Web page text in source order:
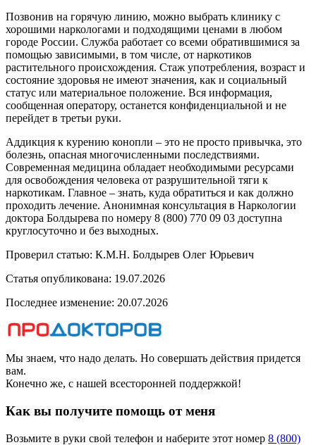
Позвонив на горячую линию, можно выбрать клинику с
хорошими наркологами и подходящими ценами в любом
городе России. Служба работает со всеми обратившимися за
помощью зависимыми, в том числе, от наркотиков
растительного происхождения. Стаж употребления, возраст и
состояние здоровья не имеют значения, как и социальный
статус или материальное положение. Вся информация,
сообщенная оператору, останется конфиденциальной и не
перейдет в третьи руки.
Аддикция к курению конопли – это не просто привычка, это
болезнь, опасная многочисленными последствиями.
Современная медицина обладает необходимыми ресурсами
для освобождения человека от разрушительной тяги к
наркотикам. Главное – знать, куда обратиться и как должно
проходить лечение. Анонимная консультация в Наркологии
доктора Болдырева по номеру 8 (800) 770 09 03 доступна
круглосуточно и без выходных.
Проверил статью: К.М.Н. Болдырев Олег Юрьевич
Статья опубликована: 19.07.2026
Последнее изменение: 20.07.2026
Мы знаем, что надо делать. Но совершать действия придется
вам.
Конечно же, с нашей всесторонней поддержкой!
Как вы получите помощь от меня
Возьмите в руки свой телефон и наберите этот номер 8 (800)